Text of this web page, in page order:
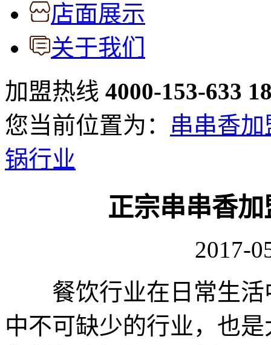
店面展示
关于我们
加盟热线 4000-153-633
您当前位置为： 串串香加
锅行业
正宗串串香
2017-
餐饮行业在日常生活
中不可缺少的行业，也